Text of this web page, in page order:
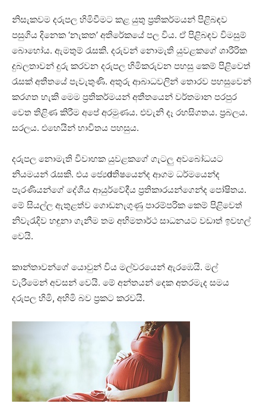
නිසැකවම දරුපල හිමිවීමට කළ යුතු ප්‍රතිකර්මයන් පිළිබඳව
පසුගිය දිනෙක ‘නැකත’ අතිරේකයේ පල විය. ඒ පිළිබඳව විමසුම්
බොහෝය. ඇමතුම් රැසකි. දරුවන් නොමැති යුවළකගේ ශාරීරික
දුබලතාවන් දුරු කරවන දරුපල හිමිකරුවන පහසු කෙම් පිළිවෙත්
රැසක්‌ අතීතයේ පැවැතුණි. අතුරු ආබාධවලින් තොරව පහසුවෙන්
කරගත හැකි මෙම ප්‍රතිකර්මයන් අතීතයෙන් වර්තමාන පරපුර
වෙත තිළිණ කිරීම අපේ අරමුණය. එවැනි දෑ රහසිගතය. ප්‍රබලය.
සරලය. එහෙයින් භාවිතය පහසුය.
දරුපල නොමැති විවාහක යුවළකගේ ගැටලු අවබෝධයට
නියමයන් රැසකි. එය ජ්‍යෙdතිෂයෙන්ද ආගම ධර්මයෙන්ද
පැරණියන්ගේ දේශීය ආයුර්වේදීය ප්‍රතිකාරයන්ගෙන්ද පෝෂිතය.
මේ සියල්ල ඇතුළත්ව ගොඩනැගුණු පාරම්පරික කෙම් පිළිවෙත්
නිවැරැදිව හඳුනා ගැනීම තම අභිමතාර්ථ සාධනයට වඩාත් ඉවහල්
වෙයි.
කාන්තාවන්ගේ යොවුන් විය මල්වරයෙන් ඇරඹෙයි. මල්
වැරීමෙන් අවසන් වෙයි. මේ අන්තයන් දෙක අතරමැද සමය
දරුපල හිමි, අහිමි බව ප්‍රකට කරවයි.